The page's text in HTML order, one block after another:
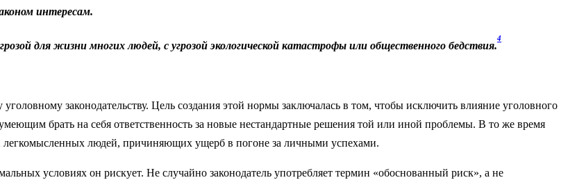
интересам.
для жизни многих людей, с угрозой экологической катастрофы или общественного бедствия.
4
законодательству. Цель создания этой нормы заключалась в том, чтобы исключить влияние уголовного
брать на себя ответственность за новые нестандартные решения той или иной проблемы. В то же время
людей, причиняющих ущерб в погоне за личными успехами.
условиях он рискует. Не случайно законодатель употребляет термин «обоснованный риск», а не